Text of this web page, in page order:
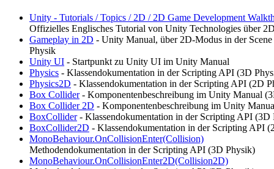
Unity - Tutorials / Topics / 2D / 2D Game Development
Offizielles Englisches Tutorial von Unity Technologies über
Gameplay in 2D - Unity Manual, über 2D-Modus in der
Physik
Unity UI - Startpunkt zu Unity UI im Unity Manual
Physics - Klassendokumentation in der Scripting API (3D
Physics2D - Klassendokumentation in der Scripting API (2D
Box Collider- Komponentenbeschreibung im Unity Manual
Box Collider 2D - Komponentenbeschreibung im Unity
BoxCollider- Klassendokumentation in der Scripting API (3D
BoxCollider2D - Klassendokumentation in der Scripting API
MonoBehaviour.OnCollisionEnter(Collision)
Methodendokumentation in der Scripting API (3D Physik)
MonoBehaviour.OnCollisionEnter2D(Collision2D)